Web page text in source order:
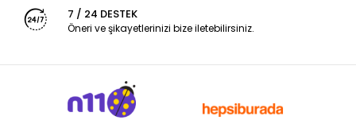
7 / 24 DESTEK
Öneri ve şikayetlerinizi bize iletebilirsiniz.